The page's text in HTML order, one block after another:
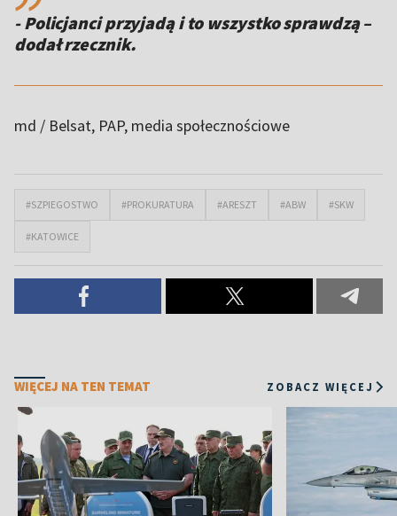
- Policjanci przyjadą i to wszystko sprawdzą –
dodał rzecznik.
md / Belsat, PAP, media społecznościowe
#SZPIEGOSTWO #PROKURATURA #ARESZT #ABW #SKW
#KATOWICE
WIĘCEJ NA TEN TEMAT ZOBACZ WIĘCEJ